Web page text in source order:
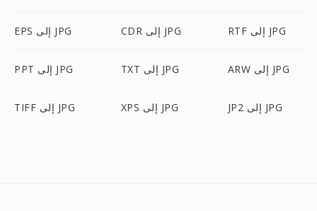
EPS إلى JPG CDR إلى JPG RTF إلى JPG
PPT إلى JPG TXT إلى JPG ARW إلى JPG
TIFF إلى JPG XPS إلى JPG JP2 إلى JPG